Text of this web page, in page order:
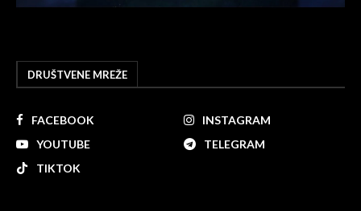
DRUŠTVENE MREŽE
FACEBOOK
INSTAGRAM
YOUTUBE
TELEGRAM
TIKTOK